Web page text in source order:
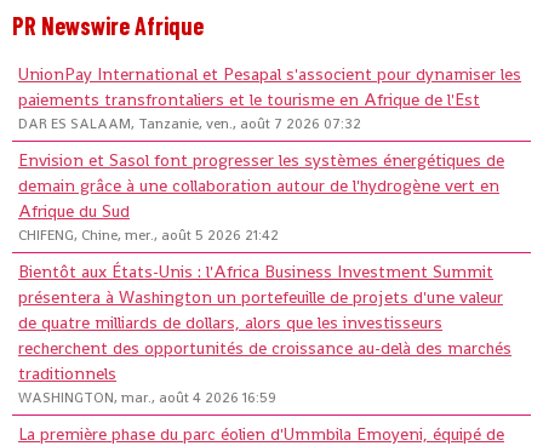
PR Newswire Afrique
UnionPay International et Pesapal s'associent pour dynamiser les
paiements transfrontaliers et le tourisme en Afrique de l'Est
DAR ES SALAAM, Tanzanie, ven., août 7 2026 07:32
Envision et Sasol font progresser les systèmes énergétiques de
demain grâce à une collaboration autour de l'hydrogène vert en
Afrique du Sud
CHIFENG, Chine, mer., août 5 2026 21:42
Bientôt aux États-Unis : l'Africa Business Investment Summit
présentera à Washington un portefeuille de projets d'une valeur
de quatre milliards de dollars, alors que les investisseurs
recherchent des opportunités de croissance au-delà des marchés
traditionnels
WASHINGTON, mar., août 4 2026 16:59
La première phase du parc éolien d'Ummbila Emoyeni, équipé de